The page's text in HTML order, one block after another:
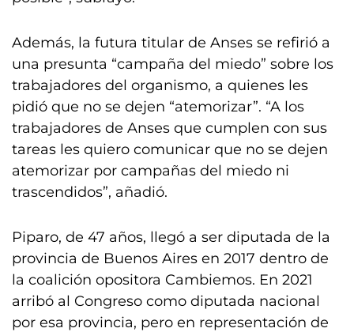
Además, la futura titular de Anses se refirió a
una presunta “campaña del miedo” sobre los
trabajadores del organismo, a quienes les
pidió que no se dejen “atemorizar”. “A los
trabajadores de Anses que cumplen con sus
tareas les quiero comunicar que no se dejen
atemorizar por campañas del miedo ni
trascendidos”, añadió.
Piparo, de 47 años, llegó a ser diputada de la
provincia de Buenos Aires en 2017 dentro de
la coalición opositora Cambiemos. En 2021
arribó al Congreso como diputada nacional
por esa provincia, pero en representación de